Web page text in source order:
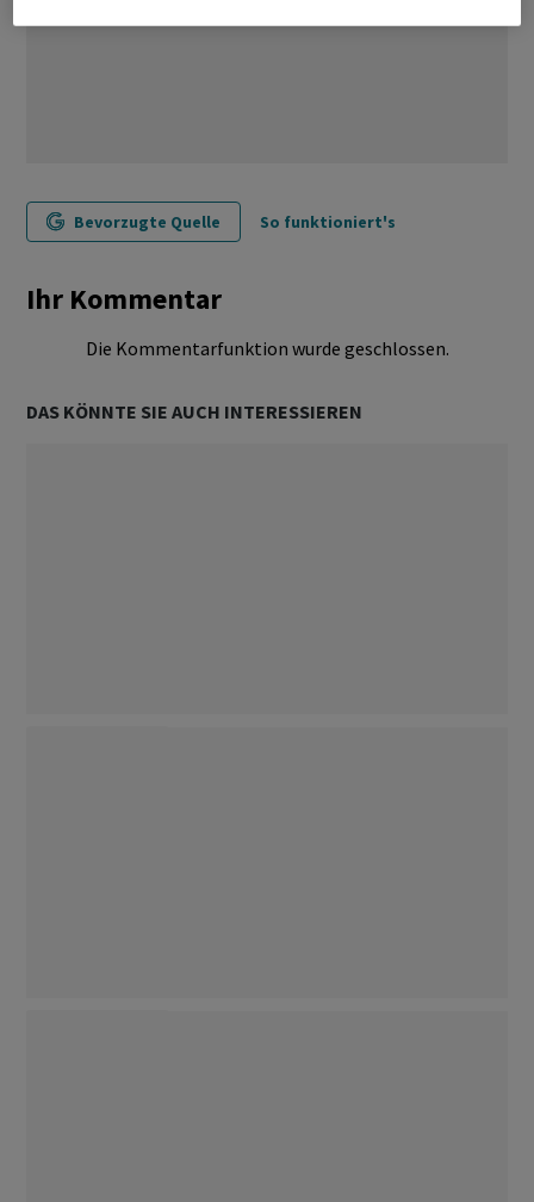
Bevorzugte Quelle So funktioniert's
Ihr Kommentar
Die Kommentarfunktion wurde geschlossen.
DAS KÖNNTE SIE AUCH INTERESSIEREN